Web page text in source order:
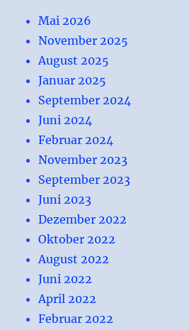
Mai 2026
November 2025
August 2025
Januar 2025
September 2024
Juni 2024
Februar 2024
November 2023
September 2023
Juni 2023
Dezember 2022
Oktober 2022
August 2022
Juni 2022
April 2022
Februar 2022